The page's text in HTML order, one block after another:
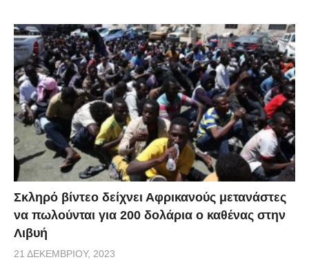
Σκληρό βίντεο δείχνει Αφρικανούς μετανάστες
να πωλούνται για 200 δολάρια ο καθένας στην
Λιβυή
21 ΔΕΚΕΜΒΡΊΟΥ, 2023